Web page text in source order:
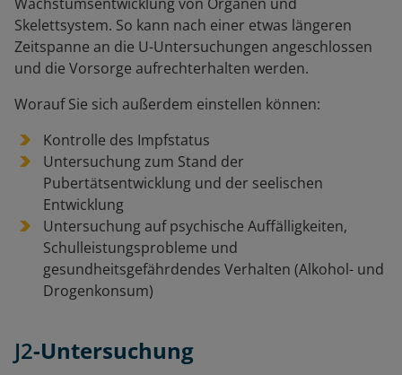
Skelettsystem. So kann nach einer etwas längeren
Zeitspanne an die U-Untersuchungen angeschlossen
und die Vorsorge aufrechterhalten werden.
Worauf Sie sich außerdem einstellen können:
Kontrolle des Impfstatus
Untersuchung zum Stand der
Pubertätsentwicklung und der seelischen
Entwicklung
Untersuchung auf psychische Auffälligkeiten,
Schulleistungsprobleme und
gesundheitsgefährdendes Verhalten (Alkohol- und
Drogenkonsum)
J2-Untersuchung